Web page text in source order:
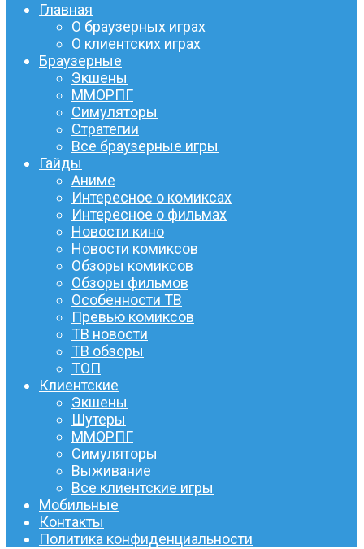
Главная
О браузерных играх
О клиентских играх
Браузерные
Экшены
ММОРПГ
Симуляторы
Стратегии
Все браузерные игры
Гайды
Аниме
Интересное о комиксах
Интересное о фильмах
Новости кино
Новости комиксов
Обзоры комиксов
Обзоры фильмов
Особенности ТВ
Превью комиксов
ТВ новости
ТВ обзоры
ТОП
Клиентские
Экшены
Шутеры
ММОРПГ
Симуляторы
Выживание
Все клиентские игры
Мобильные
Контакты
Политика конфиденциальности